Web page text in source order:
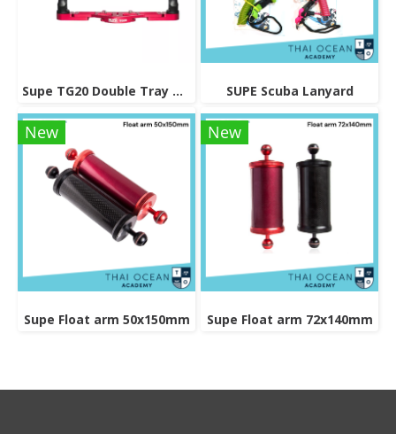
Supe TG20 Double Tray Grip SUPE Scuba Lanyard
New
Supe Float arm 50x150mm
New
Supe Float arm 72x140mm